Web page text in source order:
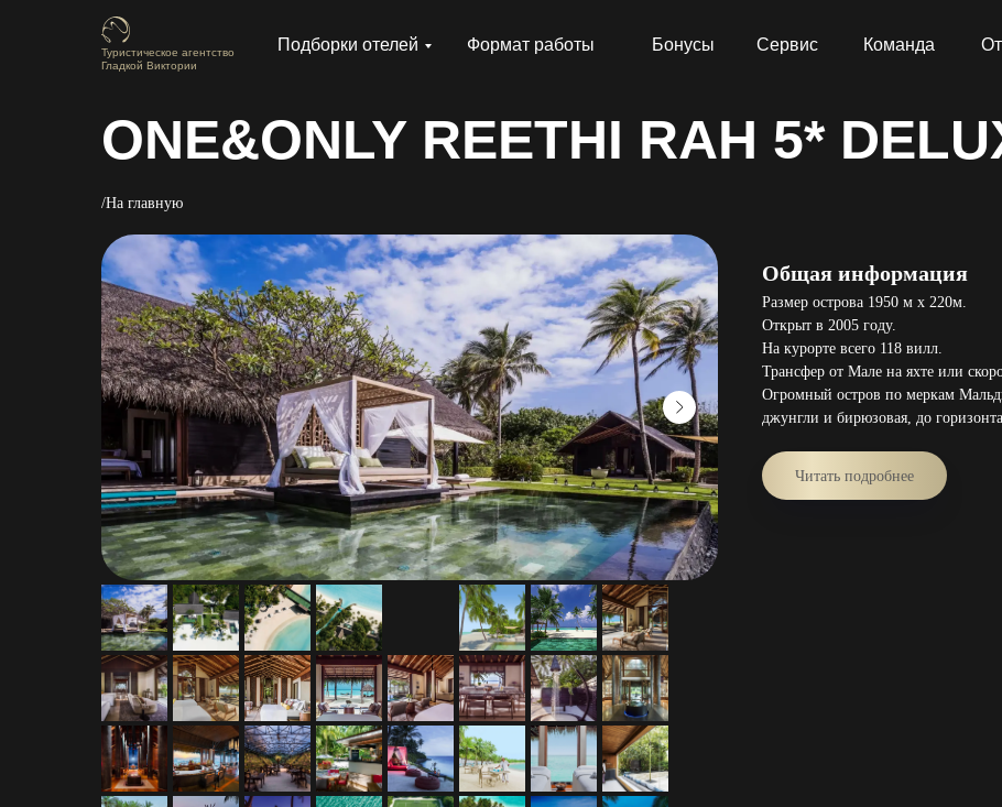
Подборки отелей Бонусы
Формат работы Сервис Команда
Туристическое агентство
Гладкой Виктории
ONE&ONLY REETHI RAH 5*
/На главную
Общая информация
Размер острова 1950 м х 220м.
Открыт в 2005 году.
На курорте всего 118 вилл.
Трансфер от Мале на яхте или
Огромный остров по меркам
джунгли и бирюзовая, до
Читать подробнее